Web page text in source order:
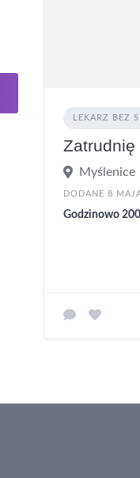
LEKARZ BEZ
Zatrudnię
Myślenice
DODANE 8
Godzinowo 200